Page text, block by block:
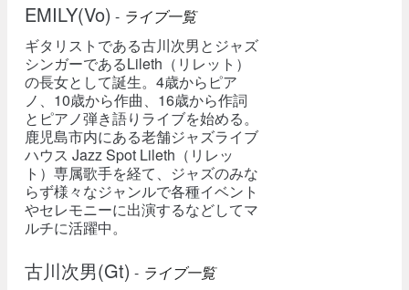
EMILY(Vo) - ライブ一覧
ギタリストである古川次男とジャズ
シンガーであるLileth（リレット）
の長女として誕生。4歳からピア
ノ、10歳から作曲、16歳から作詞
とピアノ弾き語りライブを始める。
鹿児島市内にある老舗ジャズライブ
ハウス Jazz Spot Lileth（リレッ
ト）専属歌手を経て、ジャズのみな
らず様々なジャンルで各種イベント
やセレモニーに出演するなどしてマ
ルチに活躍中。
古川次男(Gt) - ライブ一覧